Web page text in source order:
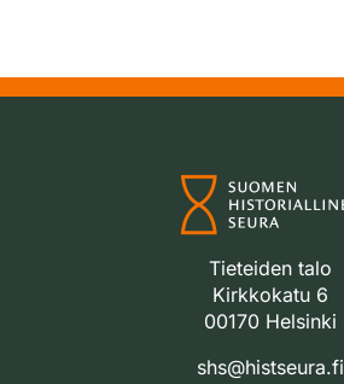
Tieteiden talo
Kirkkokatu 6
00170 Helsinki
shs@histseura.fi